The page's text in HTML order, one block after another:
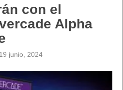
con el
Alpha
19 junio, 2024